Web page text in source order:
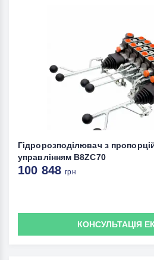
Гідророзподілювач з
управлінням B8ZС70
100 848грн
КОНСУЛЬТАЦІЯ